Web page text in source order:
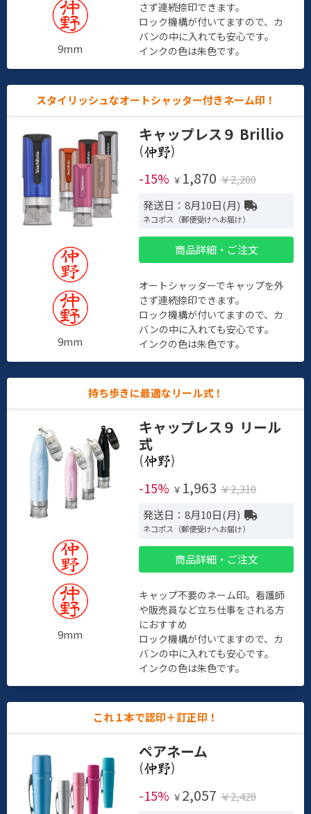
9mm
さず連続捺印できます。
ロック機構が付いてますので、カ
バンの中に入れても安心です。
インクの色は朱色です。
スタイリッシュなオートシャッター付きネーム印！
9mm
キャップレス９ Brillio
(
)
-15% ￥ 1,870 ￥2,200
発送日：8月10日(月)
ネコポス（郵便受けへお届け）
商品詳細・ご注文
オートシャッターでキャップを外
さず連続捺印できます。
ロック機構が付いてますので、カ
バンの中に入れても安心です。
インクの色は朱色です。
持ち歩きに最適なリール式！
9mm
キャップレス９ リール
式
(
)
-15% ￥ 1,963 ￥2,310
発送日：8月10日(月)
ネコポス（郵便受けへお届け）
商品詳細・ご注文
キャップ不要のネーム印。看護師
や販売員など立ち仕事をされる方
におすすめ
ロック機構が付いてますので、カ
バンの中に入れても安心です。
インクの色は朱色です。
これ１本で認印＋訂正印！
ペアネーム
(
)
-15% ￥ 2,057 ￥2,420